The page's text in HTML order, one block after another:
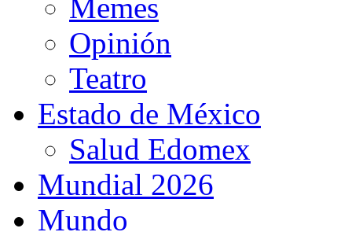
Memes
Opinión
Teatro
Estado de México
Salud Edomex
Mundial 2026
Mundo